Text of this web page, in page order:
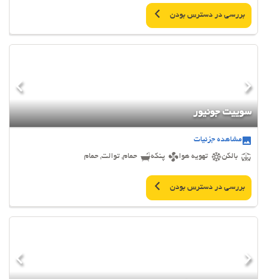
بررسی در دسترس بودن
سوییت جونیور
مشاهده جزئیات
بالکن
تهویه هوا پنکه حمام, توالت, حمام
بررسی در دسترس بودن